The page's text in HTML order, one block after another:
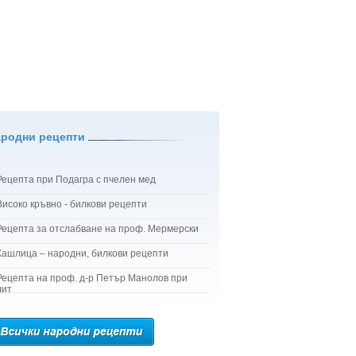
рецепти
при Подагра с пчелен мед
кръвно - билкови рецепти
за отслабване на проф. Мермерски
– народни, билкови рецепти
на проф. д-р Петър Манолов при